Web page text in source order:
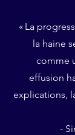
« La
la haine
comme
effusion
explications,
-